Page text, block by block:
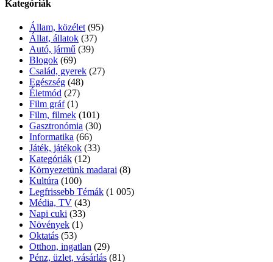
Kategóriák
Állam, közélet (95)
Állat, állatok (37)
Autó, jármű (39)
Blogok (69)
Család, gyerek (27)
Egészség (48)
Életmód (27)
Film gráf(1)
Film, filmek (101)
Gasztronómia (30)
Informatika (66)
Játék, játékok (33)
Kategóriák (12)
Környezetünk madarai (8)
Kultúra (100)
Legfrissebb Témák (1 005)
Média, TV (43)
Napi cuki (33)
Növények (1)
Oktatás (53)
Otthon, ingatlan (29)
Pénz, üzlet, vásárlás (81)